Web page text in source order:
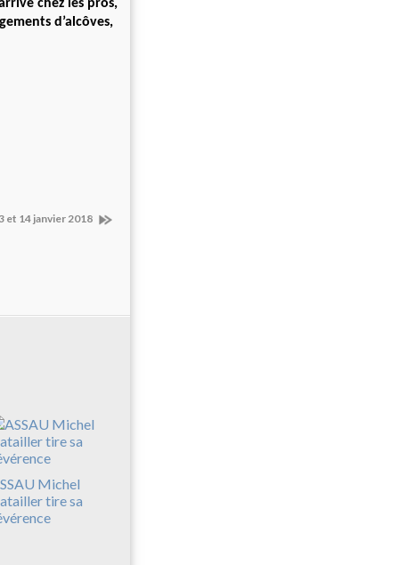
chez les pros,
d’alcôves,
et 14 janvier 2018
Michel
tire sa